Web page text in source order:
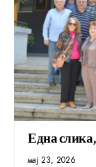
Една
мај 23, 2026